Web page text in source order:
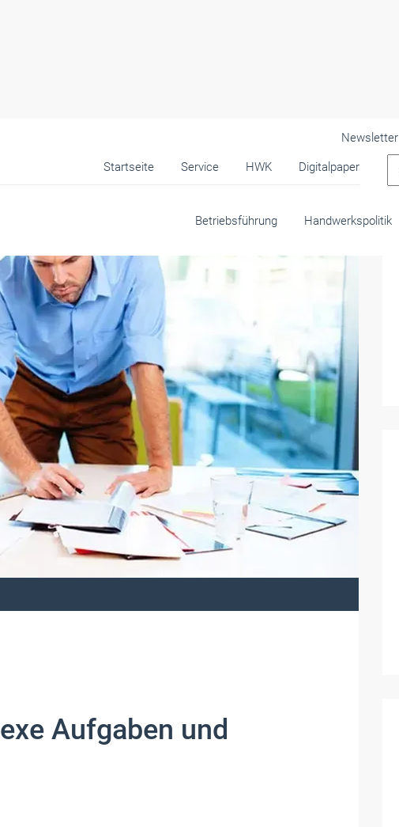
Startseite Service HWK Digitalpaper
Newsletter
Betriebsführung Handwerkspolitik
Aufgaben und